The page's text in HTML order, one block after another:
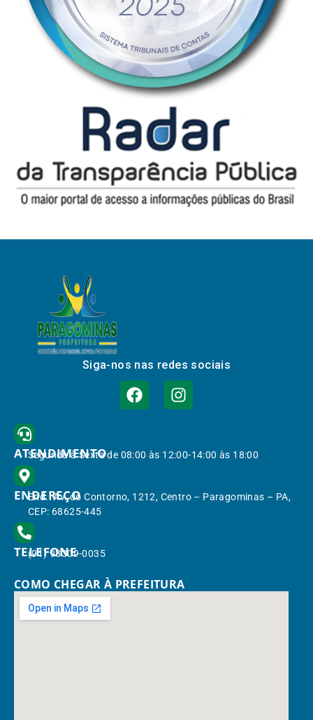
Siga-nos nas redes sociais
ATENDIMENTO
Segunda à Sexta de 08:00 às 12:00-14:00 às 18:00
ENDEREÇO
End.: Av. do Contorno, 1212, Centro – Paragominas – PA,
CEP: 68625-445
TELEFONE
(91) 98309-0035
COMO CHEGAR À PREFEITURA